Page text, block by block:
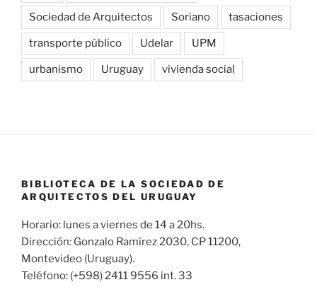
Sociedad de Arquitectos Soriano tasaciones
transporte público Udelar UPM
urbanismo Uruguay vivienda social
BIBLIOTECA DE LA SOCIEDAD DE
ARQUITECTOS DEL URUGUAY
Horario: lunes a viernes de 14 a 20hs.
Dirección: Gonzalo Ramírez 2030, CP 11200,
Montevideo (Uruguay).
Teléfono: (+598) 2411 9556 int. 33